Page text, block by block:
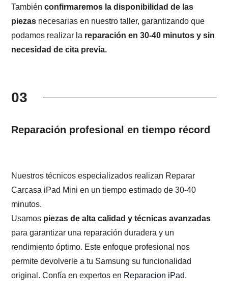
Tambiénconfirmaremos la disponibilidad de las
piezas necesarias en nuestro taller, garantizando que
podamos realizar la reparación en 30-40 minutos y sin
necesidad de cita previa.
03
Reparación profesional en tiempo récord
Nuestros técnicos especializados realizan Reparar
Carcasa iPad Mini en un tiempo estimado de 30-40
minutos.
Usamos piezas de alta calidad y técnicas avanzadas
para garantizar una reparación duradera y un
rendimiento óptimo. Este enfoque profesional nos
permite devolverle a tu Samsung su funcionalidad
original. Confía en expertos en Reparacion iPad.